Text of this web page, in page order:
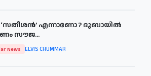
എന്നാണോ ? ദുബായില്‍
സൗജ...
News ELVIS CHUMMAR